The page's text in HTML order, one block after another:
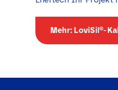
Mehr: LoviSil®-